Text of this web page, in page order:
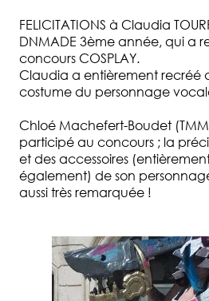
FELICITATIONS à Claudia
DNMADE 3ème année, qui a
concours COSPLAY.
Claudia a entièrement recréé
costume du personnage
Chloé Machefert-Boudet
participé au concours ; la
et des accessoires
également) de son
aussi très remarquée !